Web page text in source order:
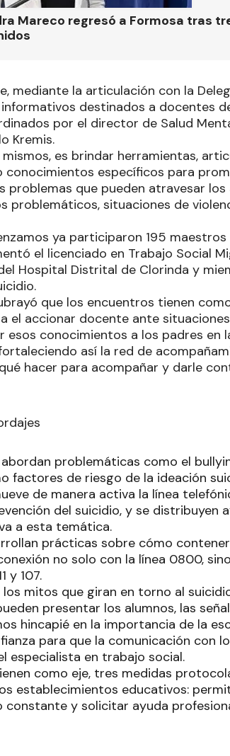
Mareco regresó a Formosa tras
mediante la articulación con la
destinados a docentes
por el director de Salud
Kremis.
es brindar herramientas,
conocimientos específicos para
problemas que pueden atravesar
problemáticos, situaciones de
ya participaron 195
el licenciado en Trabajo Social
Hospital Distrital de Clorinda y
que los encuentros tienen
el accionar docente ante
conocimientos a los padres en
así la red de
hacer para acompañar y darle
problemáticas como el
factores de riesgo de la ideación
de manera activa la línea
del suicidio, y se distribuyen
a esta temática.
prácticas sobre cómo
no solo con la línea 0800,
y 107.
los mitos que giran en torno al
presentar los alumnos, las
hincapié en la importancia de la
para que la comunicación con
especialista en trabajo social.
como eje, tres medidas
establecimientos educativos:
constante y solicitar ayuda